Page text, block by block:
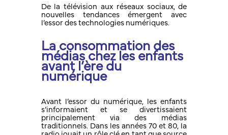
De la télévision aux réseaux sociaux, de
nouvelles tendances émergent avec
l’essor des technologies numériques.
La consommation des
médias chez les enfants
avant l’ère du
numérique
Avant l’essor du numérique, les enfants
s’informaient et se divertissaient
principalement via des médias
traditionnels. Dans les années 70 et 80, la